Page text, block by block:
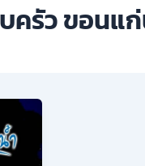
ครัว ขอนแ